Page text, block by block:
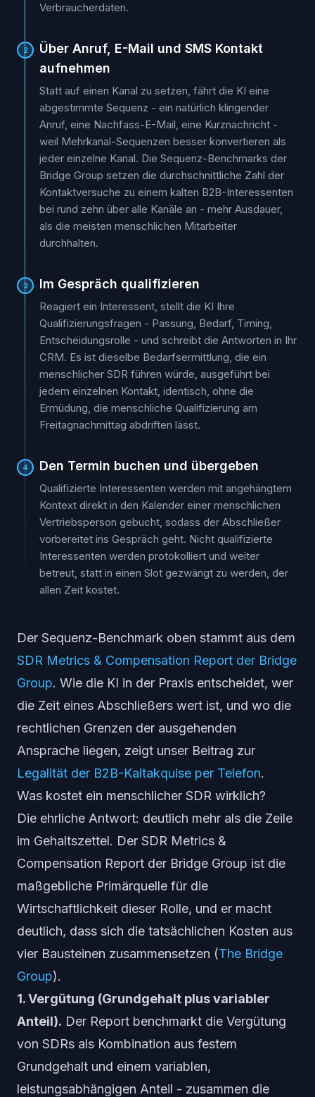
Verbraucherdaten.
2
Über Anruf, E-Mail und SMS Kontakt
aufnehmen
Statt auf einen Kanal zu setzen, fährt die KI eine
abgestimmte Sequenz - ein natürlich klingender
Anruf, eine Nachfass-E-Mail, eine Kurznachricht -
weil Mehrkanal-Sequenzen besser konvertieren als
jeder einzelne Kanal. Die Sequenz-Benchmarks der
Bridge Group setzen die durchschnittliche Zahl der
Kontaktversuche zu einem kalten B2B-Interessenten
bei rund zehn über alle Kanäle an - mehr Ausdauer,
als die meisten menschlichen Mitarbeiter
durchhalten.
3 Im Gespräch qualifizieren
Reagiert ein Interessent, stellt die KI Ihre
Qualifizierungsfragen - Passung, Bedarf, Timing,
Entscheidungsrolle - und schreibt die Antworten in Ihr
CRM. Es ist dieselbe Bedarfsermittlung, die ein
menschlicher SDR führen würde, ausgeführt bei
jedem einzelnen Kontakt, identisch, ohne die
Ermüdung, die menschliche Qualifizierung am
Freitagnachmittag abdriften lässt.
4 Den Termin buchen und übergeben
Qualifizierte Interessenten werden mit angehängtem
Kontext direkt in den Kalender einer menschlichen
Vertriebsperson gebucht, sodass der Abschließer
vorbereitet ins Gespräch geht. Nicht qualifizierte
Interessenten werden protokolliert und weiter
betreut, statt in einen Slot gezwängt zu werden, der
allen Zeit kostet.
Der Sequenz-Benchmark oben stammt aus dem
SDR Metrics & Compensation Report der Bridge
Group. Wie die KI in der Praxis entscheidet, wer
die Zeit eines Abschließers wert ist, und wo die
rechtlichen Grenzen der ausgehenden
Ansprache liegen, zeigt unser Beitrag zur
Legalität der B2B-Kaltakquise per Telefon.
Was kostet ein menschlicher SDR wirklich?
Die ehrliche Antwort: deutlich mehr als die Zeile
im Gehaltszettel. Der SDR Metrics &
Compensation Report der Bridge Group ist die
maßgebliche Primärquelle für die
Wirtschaftlichkeit dieser Rolle, und er macht
deutlich, dass sich die tatsächlichen Kosten aus
vier Bausteinen zusammensetzen (The Bridge
Group).
1. Vergütung (Grundgehalt plus variabler
Anteil). Der Report benchmarkt die Vergütung
von SDRs als Kombination aus festem
Grundgehalt und einem variablen,
leistungsabhängigen Anteil - zusammen die